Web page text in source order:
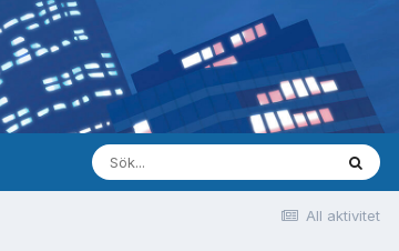
All aktivitet